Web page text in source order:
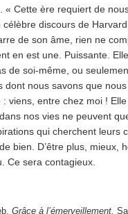
« Cette ère requiert de
discours de Harvard.
de son âme, rien ne
en est une. Puissante.
de soi-même, ou
dont nous savons que
viens, entre chez moi !
nos vies ne peuvent
qui cherchent
bien. D’être plus, mieux,
Ce sera contagieux.
Grâce à l’émerveillement,